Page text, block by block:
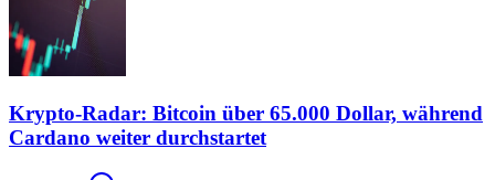
Krypto-Radar: Bitcoin über 65.000 Dollar, während
Cardano weiter durchstartet